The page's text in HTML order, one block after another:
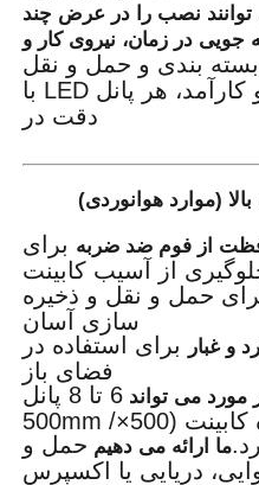
نصب را در عرض چند
جویی در زمان، نیروی کار و
بسته بندی و حمل و نقل
برای تحویل ایمن و کارآمد، هر پانل LED با
دقت در
(موارد هوانوردی)
از فوم ضد ضربه برای
از آسیب کابینت
حمل و نقل و ذخیره
سازی آسان
و غبار
برای استفاده در
فضای باز
مورد می تواند 6 تا 8 پانل
بسته به اندازه کابینت (500×500mm /
ما ارائه می دهیم حمل و
دریایی یا اکسپرس